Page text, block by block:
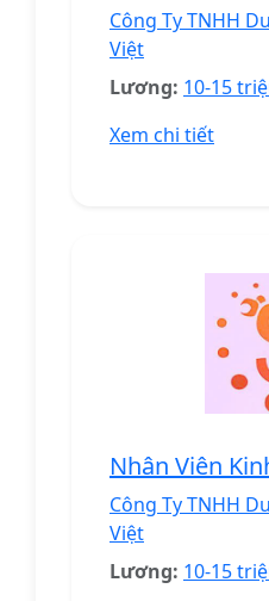
Công Ty TNHH
Việt
Lương: 10-15
Xem chi tiết
Nhân Viên
Công Ty TNHH
Việt
Lương: 10-15